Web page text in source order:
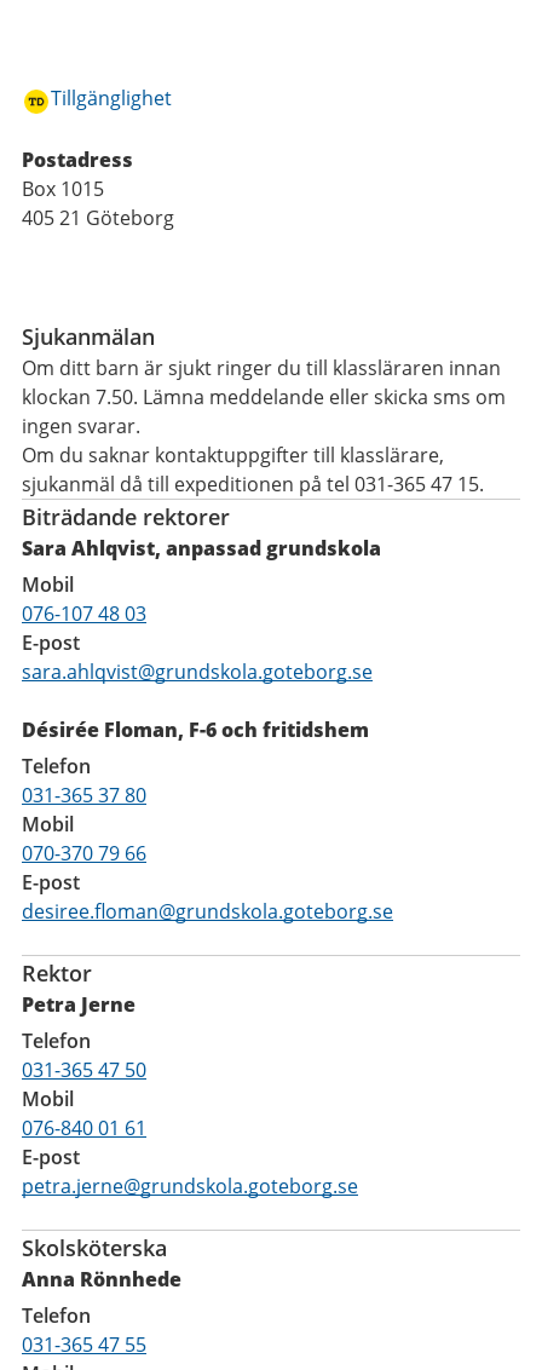
Tillgänglighet
Postadress
Box 1015
405 21 Göteborg
Sjukanmälan
Om ditt barn är sjukt ringer du till klassläraren innan
klockan 7.50. Lämna meddelande eller skicka sms om
ingen svarar.
Om du saknar kontaktuppgifter till klasslärare,
sjukanmäl då till expeditionen på tel 031-365 47 15.
Biträdande rektorer
Sara Ahlqvist, anpassad grundskola
Mobil
076-107 48 03
E-post
sara.ahlqvist@grundskola.goteborg.se
Désirée Floman, F-6 och fritidshem
Telefon
031-365 37 80
Mobil
070-370 79 66
E-post
desiree.floman@grundskola.goteborg.se
Rektor
Petra Jerne
Telefon
031-365 47 50
Mobil
076-840 01 61
E-post
petra.jerne@grundskola.goteborg.se
Skolsköterska
Anna Rönnhede
Telefon
031-365 47 55